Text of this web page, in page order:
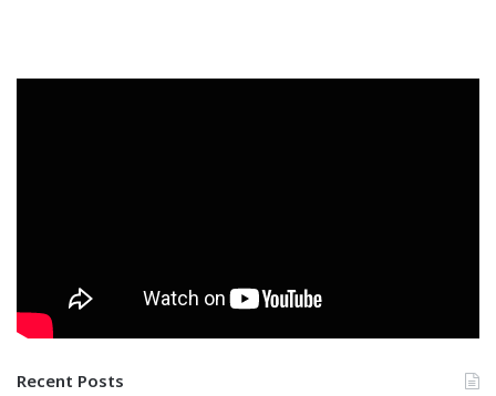
Recent Posts